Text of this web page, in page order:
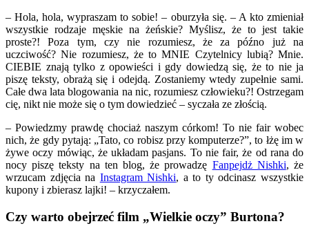
– Hola, hola, wypraszam to sobie! – oburzyła się. – A kto zmieniał
wszystkie rodzaje męskie na żeńskie? Myślisz, że to jest takie
proste?! Poza tym, czy nie rozumiesz, że za późno już na
uczciwość? Nie rozumiesz, że to MNIE Czytelnicy lubią? Mnie.
CIEBIE znają tylko z opowieści i gdy dowiedzą się, że to nie ja
piszę teksty, obrażą się i odejdą. Zostaniemy wtedy zupełnie sami.
Całe dwa lata blogowania na nic, rozumiesz człowieku?! Ostrzegam
cię, nikt nie może się o tym dowiedzieć – syczała ze złością.
– Powiedzmy prawdę chociaż naszym córkom! To nie fair wobec
nich, że gdy pytają: „Tato, co robisz przy komputerze?”, to łżę im w
żywe oczy mówiąc, że układam pasjans. To nie fair, że od rana do
nocy piszę teksty na ten blog, że prowadzę Fanpejdż Nishki, że
wrzucam zdjęcia na Instagram Nishki, a to ty odcinasz wszystkie
kupony i zbierasz lajki! – krzyczałem.
Czy warto obejrzeć film „Wielkie oczy” Burtona?